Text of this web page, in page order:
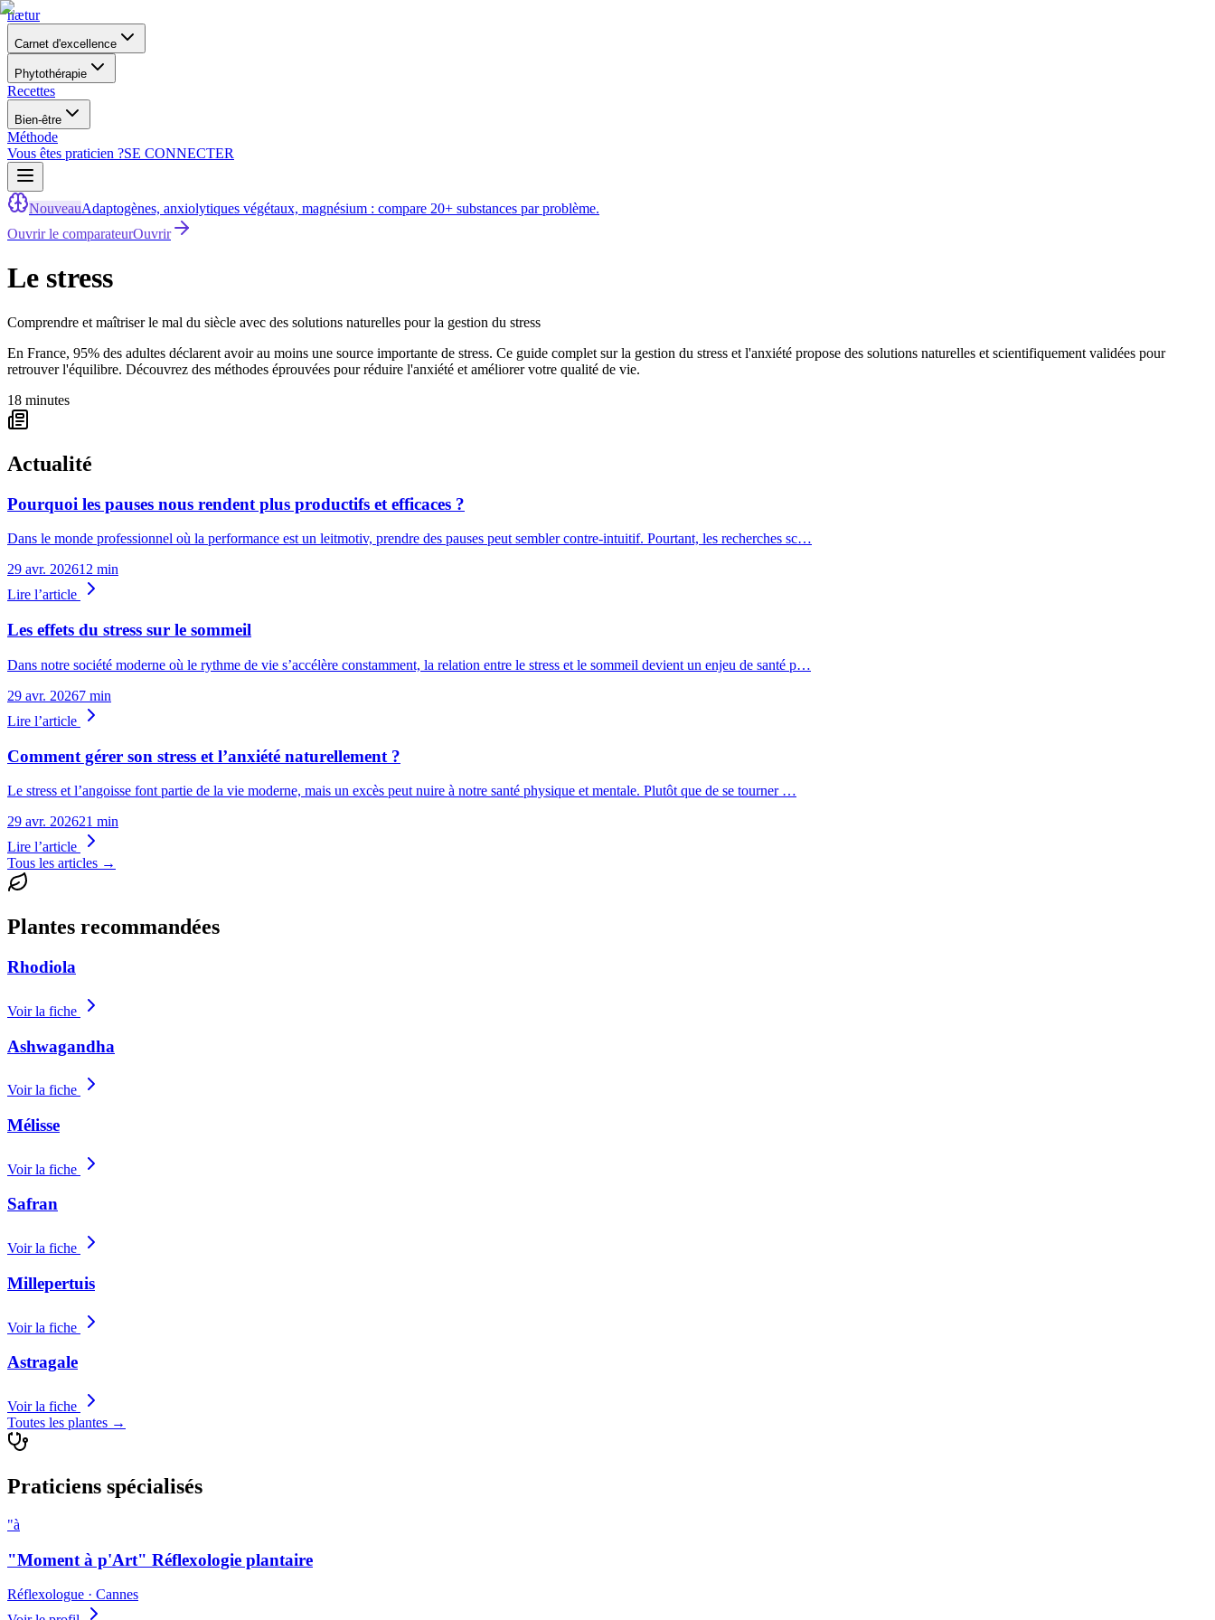
nætur
Carnet d'excellence
Phytothérapie
Recettes
Bien-être
Méthode
Vous êtes praticien ?SE CONNECTER
NouveauAdaptogènes, anxiolytiques végétaux, magnésium : compare 20+ substances par problème.
Ouvrir le comparateurOuvrir
Le stress
Comprendre et maîtriser le mal du siècle avec des solutions naturelles pour la gestion du stress
En France, 95% des adultes déclarent avoir au moins une source importante de stress. Ce guide complet sur la gestion du stress et l'anxiété propose des solutions naturelles et scientifiquement validées pour
retrouver l'équilibre. Découvrez des méthodes éprouvées pour réduire l'anxiété et améliorer votre qualité de vie.
18 minutes
Actualité
Pourquoi les pauses nous rendent plus productifs et efficaces ?
Dans le monde professionnel où la performance est un leitmotiv, prendre des pauses peut sembler contre-intuitif. Pourtant, les recherches sc…
29 avr. 202612 min
Lire l’article
Les effets du stress sur le sommeil
Dans notre société moderne où le rythme de vie s’accélère constamment, la relation entre le stress et le sommeil devient un enjeu de santé p…
29 avr. 20267 min
Lire l’article
Comment gérer son stress et l’anxiété naturellement ?
Le stress et l’angoisse font partie de la vie moderne, mais un excès peut nuire à notre santé physique et mentale. Plutôt que de se tourner …
29 avr. 202621 min
Lire l’article
Tous les articles →
Plantes recommandées
Rhodiola
Voir la fiche
Ashwagandha
Voir la fiche
Mélisse
Voir la fiche
Safran
Voir la fiche
Millepertuis
Voir la fiche
Astragale
Voir la fiche
Toutes les plantes →
Praticiens spécialisés
"à
"Moment à p'Art" Réflexologie plantaire
Réflexologue · Cannes